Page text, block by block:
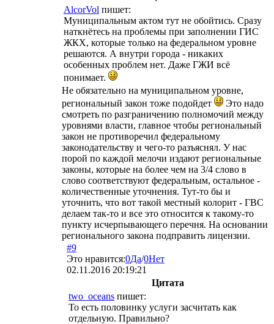
AlcorVol пишет:
Муниципальным актом тут не обойтись. Сразу
наткнётесь на проблемы при заполнении ГИС
ЖКХ, которые только на федеральном уровне
решаются. А внутри города - никаких
особенных проблем нет. Даже ГЖИ всё
понимает.
Не обязательно на муниципальном уровне,
региональный закон тоже подойдет
Это надо
смотреть по разграничению полномочий между
уровнями власти, главное чтобы региональный
закон не противоречил федеральному
законодательству и чего-то разъяснял. У нас
порой по каждой мелочи издают региональные
законы, которые на более чем на 3/4 слово в
слово соответствуют федеральным, остальное -
количественные уточнения. Тут-то бы и
уточнить, что вот такой местный колорит - ГВС
делаем так-то и все это относится к такому-то
пункту исчерпывающего перечня. На основании
регионального закона подправить лицензии.
#9
Это нравится:0Да/0Нет
02.11.2016 20:19:21
Цитата
two_oceans пишет:
То есть половинку услуги засчитать как
отдельную. Правильно?